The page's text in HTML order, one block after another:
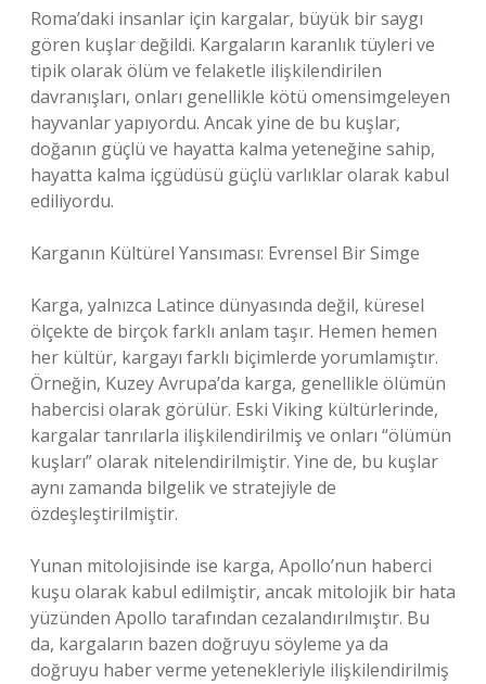
Roma’daki insanlar için kargalar, büyük bir saygı
gören kuşlar değildi. Kargaların karanlık tüyleri ve
tipik olarak ölüm ve felaketle ilişkilendirilen
davranışları, onları genellikle kötü omensimgeleyen
hayvanlar yapıyordu. Ancak yine de bu kuşlar,
doğanın güçlü ve hayatta kalma yeteneğine sahip,
hayatta kalma içgüdüsü güçlü varlıklar olarak kabul
ediliyordu.
Karganın Kültürel Yansıması: Evrensel Bir Simge
Karga, yalnızca Latince dünyasında değil, küresel
ölçekte de birçok farklı anlam taşır. Hemen hemen
her kültür, kargayı farklı biçimlerde yorumlamıştır.
Örneğin, Kuzey Avrupa’da karga, genellikle ölümün
habercisi olarak görülür. Eski Viking kültürlerinde,
kargalar tanrılarla ilişkilendirilmiş ve onları “ölümün
kuşları” olarak nitelendirilmiştir. Yine de, bu kuşlar
aynı zamanda bilgelik ve stratejiyle de
özdeşleştirilmiştir.
Yunan mitolojisinde ise karga, Apollo’nun haberci
kuşu olarak kabul edilmiştir, ancak mitolojik bir hata
yüzünden Apollo tarafından cezalandırılmıştır. Bu
da, kargaların bazen doğruyu söyleme ya da
doğruyu haber verme yetenekleriyle ilişkilendirilmiş